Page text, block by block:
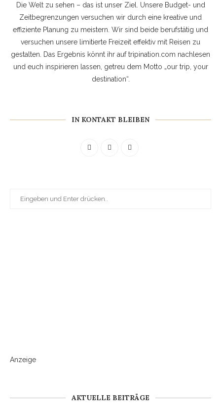
Die Welt zu sehen – das ist unser Ziel. Unsere Budget- und
Zeitbegrenzungen versuchen wir durch eine kreative und
effiziente Planung zu meistern. Wir sind beide berufstätig und
versuchen unsere limitierte Freizeit effektiv mit Reisen zu
gestalten. Das Ergebnis könnt ihr auf tripination.com nachlesen
und euch inspirieren lassen, getreu dem Motto „our trip, your
destination“.
IN KONTAKT BLEIBEN
Anzeige
AKTUELLE BEITRÄGE